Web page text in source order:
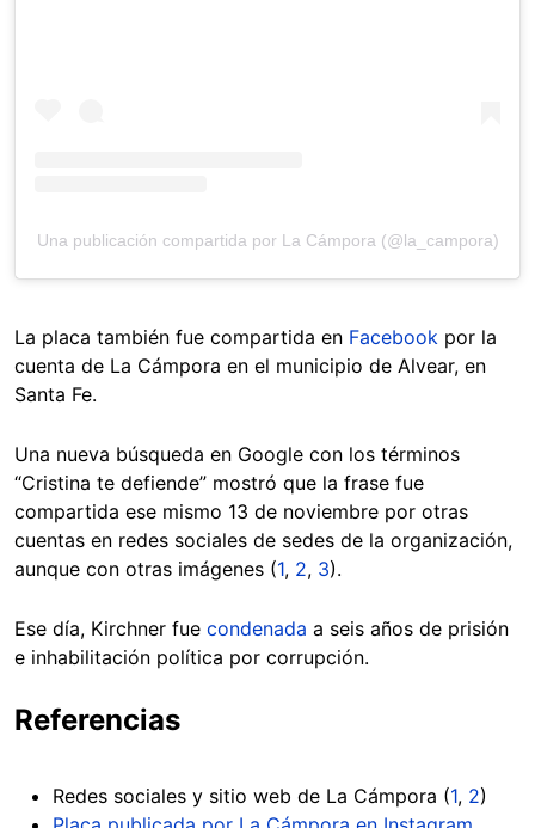
Una publicación compartida por La Cámpora (@la_campora)
La placa también fue compartida en Facebook por la
cuenta de La Cámpora en el municipio de Alvear, en
Santa Fe.
Una nueva búsqueda en Google con los términos
“Cristina te defiende” mostró que la frase fue
compartida ese mismo 13 de noviembre por otras
cuentas en redes sociales de sedes de la organización,
aunque con otras imágenes (1, 2, 3).
Ese día, Kirchner fue condenada a seis años de prisión
e inhabilitación política por corrupción.
Referencias
Redes sociales y sitio web de La Cámpora (1, 2)